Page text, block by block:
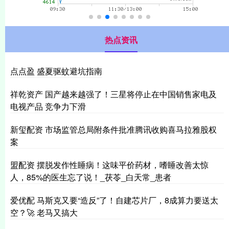
热点资讯
点点盈 盛夏驱蚊避坑指南
祥乾资产 国产越来越强了！三星将停止在中国销售家电及
电视产品 竞争力下滑
新玺配资 市场监管总局附条件批准腾讯收购喜马拉雅股权
案
盟配资 摆脱发作性睡病！这味平价药材，嗜睡改善太惊
人，85%的医生忘了说！_茯苓_白天常_患者
爱优配 马斯克又要“造反”了！自建芯片厂，8成算力要送太
空？🚀 老马又搞大